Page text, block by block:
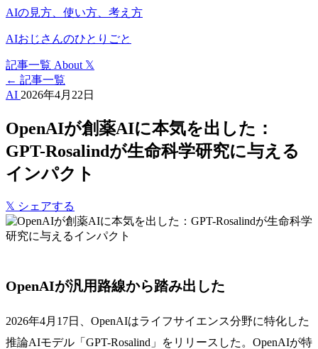
AIの見方、使い方、考え方
AIおじさんのひとりごと
記事一覧 About 𝕏
← 記事一覧
AI 2026年4月22日
OpenAIが創薬AIに本気を出した：
GPT-Rosalindが生命科学研究に与える
インパクト
𝕏 シェアする
OpenAIが汎用路線から踏み出した
2026年4月17日、OpenAIはライフサイエンス分野に特化した
推論AIモデル「 GPT-Rosalind 」をリリースした。OpenAIが特